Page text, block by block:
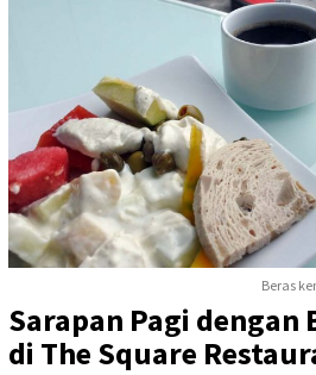
Beras
Sarapan Pagi dengan
di The Square